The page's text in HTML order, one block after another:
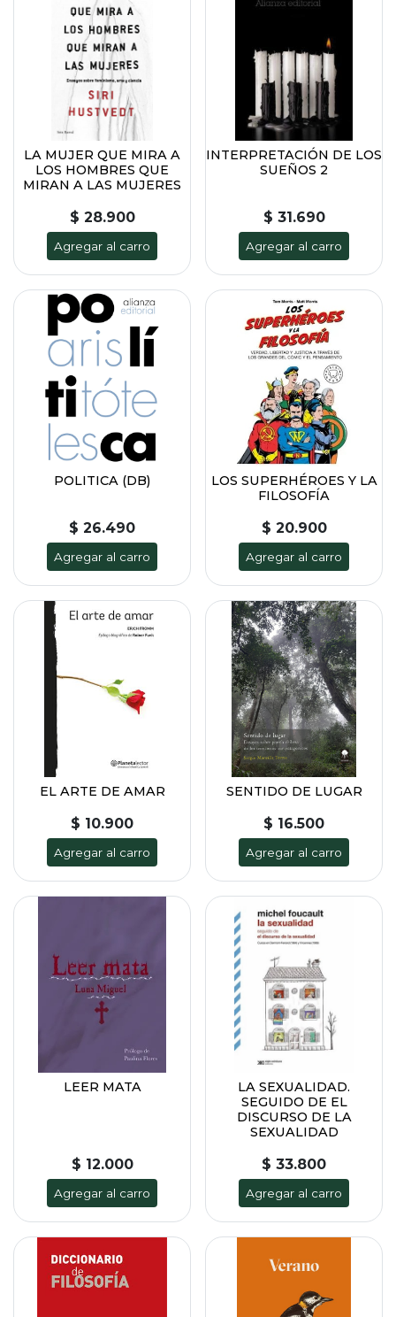
LA MUJER QUE MIRA A
LOS HOMBRES QUE
MIRAN A LAS MUJERES
$ 28.900
Agregar al carro
INTERPRETACIÓN DE LOS
SUEÑOS 2
$ 31.690
Agregar al carro
POLITICA (DB)
$ 26.490
Agregar al carro
LOS SUPERHÉROES Y LA
FILOSOFÍA
$ 20.900
Agregar al carro
EL ARTE DE AMAR
$ 10.900
Agregar al carro
SENTIDO DE LUGAR
$ 16.500
Agregar al carro
LEER MATA
$ 12.000
Agregar al carro
LA SEXUALIDAD.
SEGUIDO DE EL
DISCURSO DE LA
SEXUALIDAD
$ 33.800
Agregar al carro